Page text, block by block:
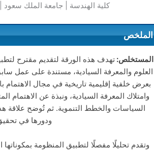
كلية الهندسة | جامعة الملك سعود |
الملخص
المستخلص: تهدف هذه الورقة لتقديم مقترح
العلوم والمعرفة السيادية، مستندة على عمل
بعرض خلفية إقليمية تاريخية في مجال الاهتمام
وامتلاك المعرفة السيادية، ونبذة عن الاهتمام
السياسات والخطط التنموية. ثم تُوضح علاقة
ودورها في
وتقدم تحليلًا مفصلًا لتطبيق المنظومة